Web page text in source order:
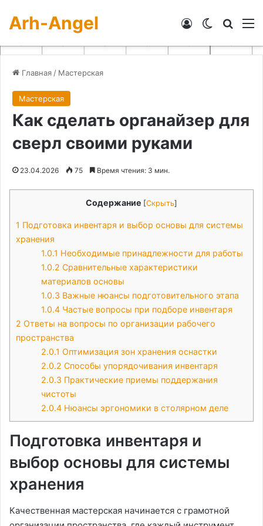
Arh-Angel Switch skin
Войти
Главная / Мастерская
Мастерская
Как сделать органайзер для
сверл своими руками
23.04.2026 75 Время чтения: 3 мин.
Содержание [Скрыть]
1 Подготовка инвентаря и выбор основы для системы
хранения
1.0.1 Необходимые принадлежности для работы
1.0.2 Сравнительные характеристики
материалов основы
1.0.3 Важные нюансы подготовительного этапа
1.0.4Частые вопросы при подборе инвентаря
2 Ответы на вопросы по организации рабочего
пространства
2.0.1 Оптимизация зон хранения оснастки
2.0.2 Способы упорядочивания инвентаря
2.0.3 Практические приемы поддержания
чистоты
2.0.4Нюансы эргономики в столярном деле
Подготовка инвентаря и
выбор основы для системы
хранения
Качественная мастерская начинается с грамотной